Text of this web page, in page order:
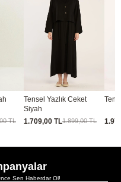
TL
Tensel Yazlık Ceket
Siyah
1.709,00 TL1.899,00 TL
Sen Haberdar Ol!